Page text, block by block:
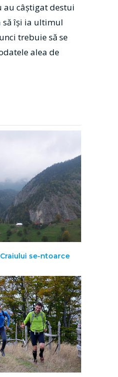
au câștigat destui
să își ia ultimul
trebuie să se
alea de
se-ntoarce